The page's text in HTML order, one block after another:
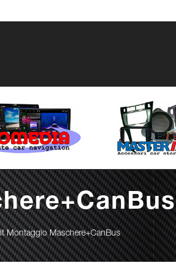
Montaggio Maschere+CanBus